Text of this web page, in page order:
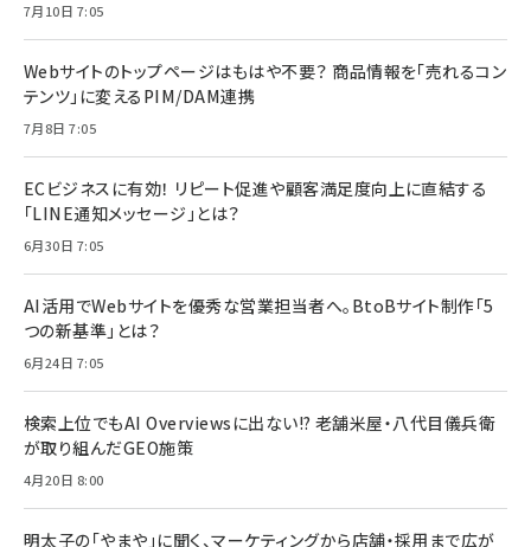
7月10日 7:05
Webサイトのトップページはもはや不要？ 商品情報を「売れるコン
テンツ」に変えるPIM/DAM連携
7月8日 7:05
ECビジネスに有効！ リピート促進や顧客満足度向上に直結する
「LINE通知メッセージ」とは？
6月30日 7:05
AI活用でWebサイトを優秀な営業担当者へ。BtoBサイト制作「5
つの新基準」とは？
6月24日 7:05
検索上位でもAI Overviewsに出ない!? 老舗米屋・八代目儀兵衛
が取り組んだGEO施策
4月20日 8:00
明太子の「やまや」に聞く、マーケティングから店舗・採用まで広が